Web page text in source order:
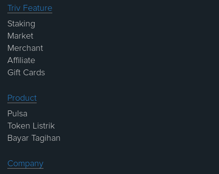
Triv Feature
Staking
Market
Merchant
Affiliate
Gift Cards
Product
Pulsa
Token Listrik
Bayar Tagihan
Company